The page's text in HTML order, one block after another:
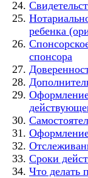
ребенка
спонсора
Сроки
Что делать